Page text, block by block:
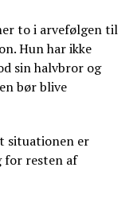
to i arvefølgen til
Hun har ikke
sin halvbror og
bør blive
situationen er
for resten af